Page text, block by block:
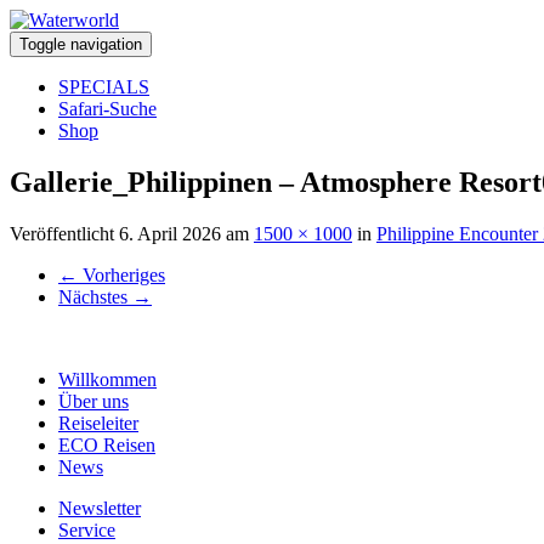
Toggle navigation
SPECIALS
Safari-Suche
Shop
Gallerie_Philippinen – Atmosphere
Veröffentlicht 6. April 2026 am 1500 × 1000 in Philippine Encounter
← Vorheriges
Nächstes →
Willkommen
Über uns
Reiseleiter
ECO Reisen
News
Newsletter
Service